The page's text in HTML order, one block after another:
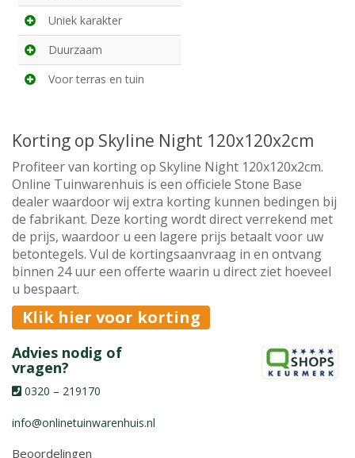
Uniek karakter
Duurzaam
Voor terras en tuin
Korting op Skyline Night 120x120x2cm
Profiteer van korting op Skyline Night 120x120x2cm.
Online Tuinwarenhuis is een officiele Stone Base
dealer waardoor wij extra korting kunnen bedingen bij
de fabrikant. Deze korting wordt direct verrekend met
de prijs, waardoor u een lagere prijs betaalt voor uw
betontegels. Vul de kortingsaanvraag in en ontvang
binnen 24 uur een offerte waarin u direct ziet hoeveel
u bespaart.
Klik hier voor korting
Advies nodig of
vragen?
0320 – 219170
info@onlinetuinwarenhuis.nl
Beoordelingen